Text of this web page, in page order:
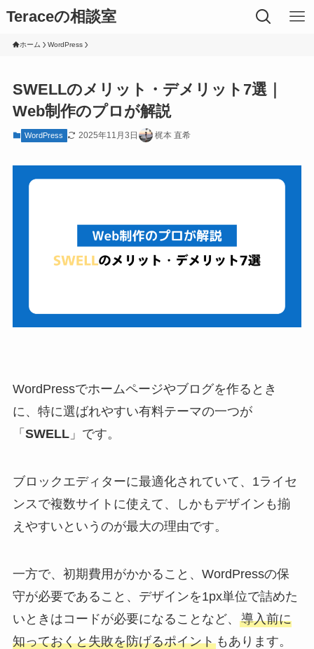
Teraceの相談室
ホーム WordPress
SWELLのメリット・デメリット7選｜
Web制作のプロが解説
WordPress 2025年11月3日 梶本 直希
WordPressでホームページやブログを作るとき
に、特に選ばれやすい有料テーマの一つが
「 SWELL」です。
ブロックエディターに最適化されていて、1ライセ
ンスで複数サイトに使えて、しかもデザインも揃
えやすいというのが最大の理由です。
一方で、初期費用がかかること、WordPressの保
守が必要であること、デザインを1px単位で詰めた
いときはコードが必要になることなど、 導入前に
知っておくと失敗を防げるポイントもあります。